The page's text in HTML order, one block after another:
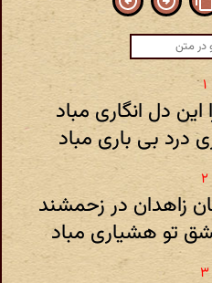
دل انگاری مباد
درد بی باری مباد
زاهدان در زحمشند
تو هشیاری مباد